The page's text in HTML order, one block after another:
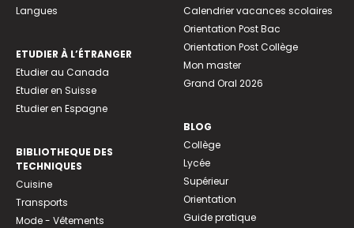
Langues
ETUDIER À L’ÉTRANGER
Etudier au Canada
Etudier en Suisse
Etudier en Espagne
BIBLIOTHEQUE DES
TECHNIQUES
Cuisine
Transports
Mode - Vêtements
Calendrier vacances scolaires
Orientation Post Bac
Orientation Post Collège
Mon master
Grand Oral 2026
BLOG
Collège
Lycée
Supérieur
Orientation
Guide pratique